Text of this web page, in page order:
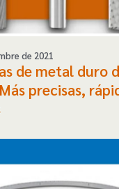
de 2021
de metal duro
precisas,